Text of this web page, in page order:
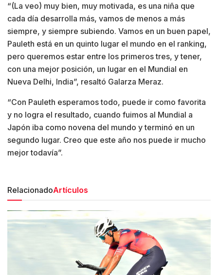
“(La veo) muy bien, muy motivada, es una niña que
cada día desarrolla más, vamos de menos a más
siempre, y siempre subiendo. Vamos en un buen papel,
Pauleth está en un quinto lugar el mundo en el ranking,
pero queremos estar entre los primeros tres, y tener,
con una mejor posición, un lugar en el Mundial en
Nueva Delhi, India”, resaltó Galarza Meraz.
“Con Pauleth esperamos todo, puede ir como favorita
y no logra el resultado, cuando fuimos al Mundial a
Japón iba como novena del mundo y terminó en un
segundo lugar. Creo que este año nos puede ir mucho
mejor todavía”.
RelacionadoArtículos